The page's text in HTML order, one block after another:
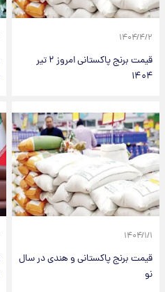
۱۴۰۴/۴/۲
قیمت برنج پاکستانی امروز ۲ تیر
۱۴۰۴
۱۴۰۴/۱/۱
قیمت برنج پاکستانی و هندی در سال
نو